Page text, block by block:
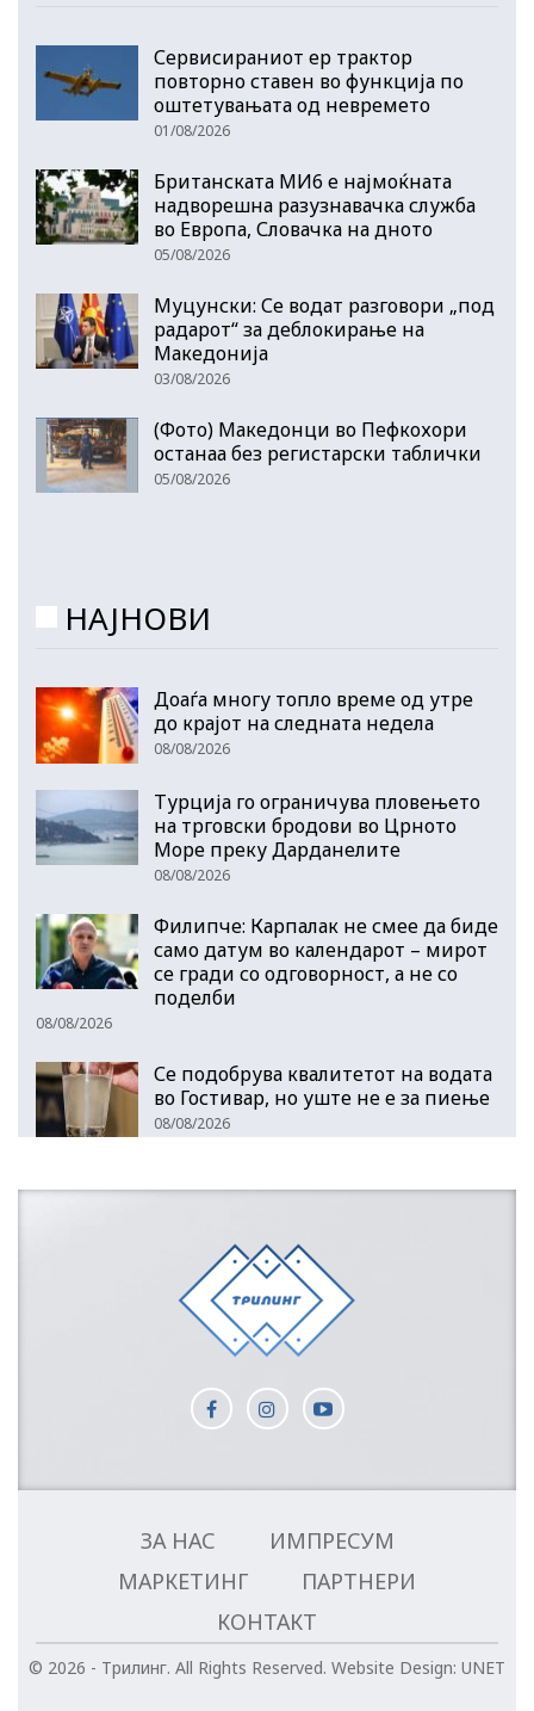
Сервисираниот ер трактор
повторно ставен во функција по
оштетувањата од невремето
01/08/2026
Британската МИ6 е најмоќната
надворешна разузнавачка служба
во Европа, Словачка на дното
05/08/2026
Муцунски: Се водат разговори „под
радарот“ за деблокирање на
Македонија
03/08/2026
(Фото) Македонци во Пефкохори
останаа без регистарски таблички
05/08/2026
НАЈНОВИ
Доаѓа многу топло време од утре
до крајот на следната недела
08/08/2026
Турција го ограничува пловењето
на трговски бродови во Црното
Море преку Дарданелите
08/08/2026
Филипче: Карпалак не смее да биде
само датум во календарот – мирот
се гради со одговорност, а не со
поделби
08/08/2026
Се подобрува квалитетот на водата
во Гостивар, но уште не е за пиење
08/08/2026
ЗА НАС
ИМПРЕСУМ
МАРКЕТИНГ
ПАРТНЕРИ
КОНТАКТ
© 2026 - Трилинг. All Rights Reserved. Website Design: UNET